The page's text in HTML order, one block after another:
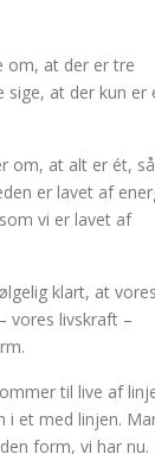
om, at der er tre
sige, at der kun er
om, at alt er ét, så
er lavet af
vi er lavet af
klart, at vores
vores livskraft –
til live af
i et med linjen.
form, vi har nu.